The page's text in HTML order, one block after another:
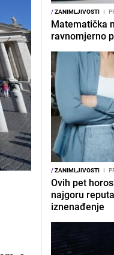
/ZANIMLJIVOSTI I
Matematička
ravnomjerno
/ZANIMLJIVOSTI I
Ovih pet
najgoru
iznenađenje